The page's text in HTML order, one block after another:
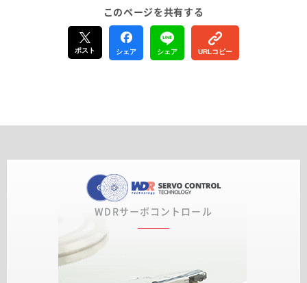
このページを共有する
ポスト シェア シェア URLコピー
WDRサーボコントロール